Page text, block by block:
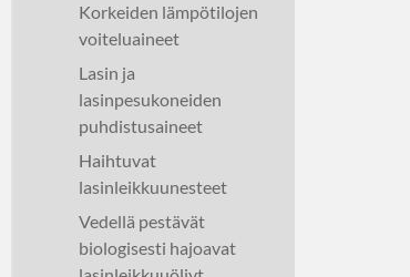
Korkeiden lämpötilojen
voiteluaineet
Lasin ja
lasinpesukoneiden
puhdistusaineet
Haihtuvat
lasinleikkuunesteet
Vedellä pestävät
biologisesti hajoavat